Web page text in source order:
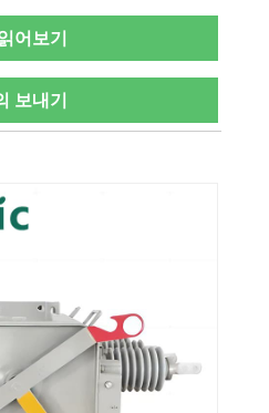
어보기
보내기